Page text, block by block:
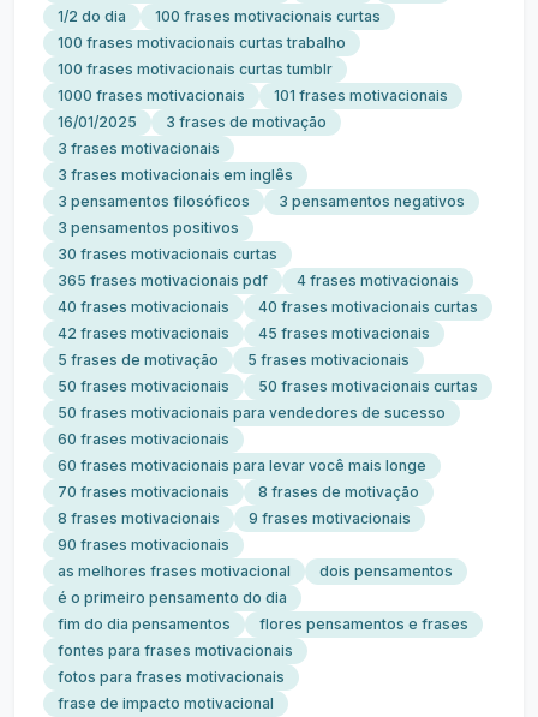
1/2 do dia
100 frases motivacionais curtas
100 frases motivacionais curtas trabalho
100 frases motivacionais curtas tumblr
1000 frases motivacionais
101 frases motivacionais
16/01/2025
3 frases de motivação
3 frases motivacionais
3 frases motivacionais em inglês
3 pensamentos filosóficos
3 pensamentos negativos
3 pensamentos positivos
30 frases motivacionais curtas
365 frases motivacionais pdf
4 frases motivacionais
40 frases motivacionais
40 frases motivacionais curtas
42 frases motivacionais
45 frases motivacionais
5 frases de motivação
5 frases motivacionais
50 frases motivacionais
50 frases motivacionais curtas
50 frases motivacionais para vendedores de sucesso
60 frases motivacionais
60 frases motivacionais para levar você mais longe
70 frases motivacionais
8 frases de motivação
8 frases motivacionais
9 frases motivacionais
90 frases motivacionais
as melhores frases motivacional
dois pensamentos
é o primeiro pensamento do dia
fim do dia pensamentos
flores pensamentos e frases
fontes para frases motivacionais
fotos para frases motivacionais
frase de impacto motivacional